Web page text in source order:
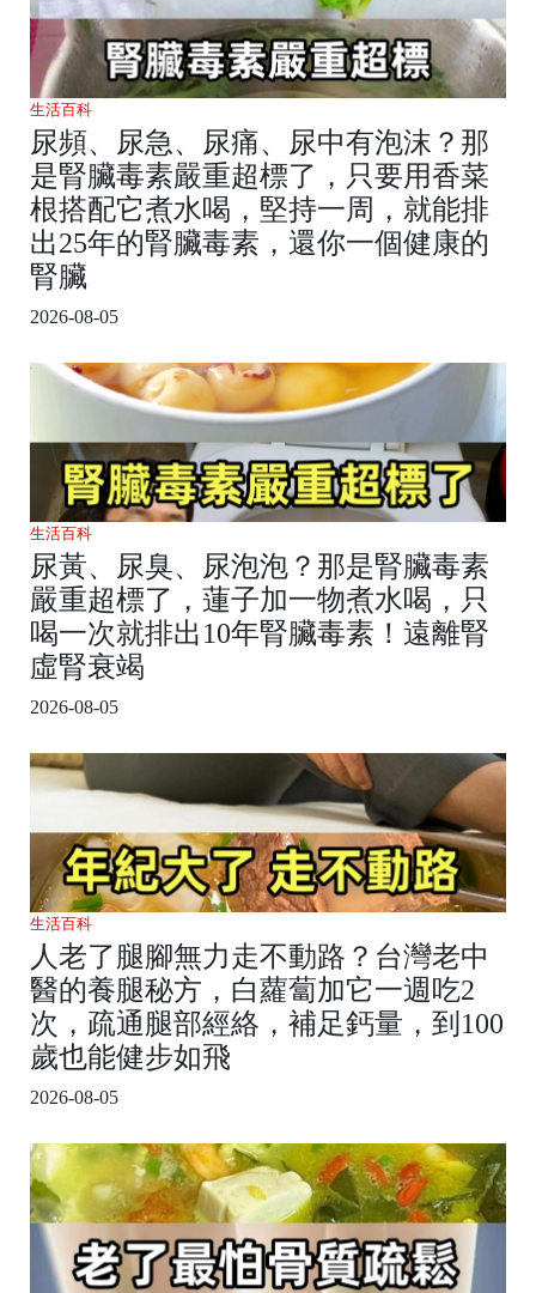
生活百科
尿頻、尿急、尿痛、尿中有泡沫？那
是腎臟毒素嚴重超標了，只要用香菜
根搭配它煮水喝，堅持一周，就能排
出25年的腎臟毒素，還你一個健康的
腎臟
2026-08-05
生活百科
尿黃、尿臭、尿泡泡？那是腎臟毒素
嚴重超標了，蓮子加一物煮水喝，只
喝一次就排出10年腎臟毒素！遠離腎
虛腎衰竭
2026-08-05
生活百科
人老了腿腳無力走不動路？台灣老中
醫的養腿秘方，白蘿蔔加它一週吃2
次，疏通腿部經絡，補足鈣量，到100
歲也能健步如飛
2026-08-05